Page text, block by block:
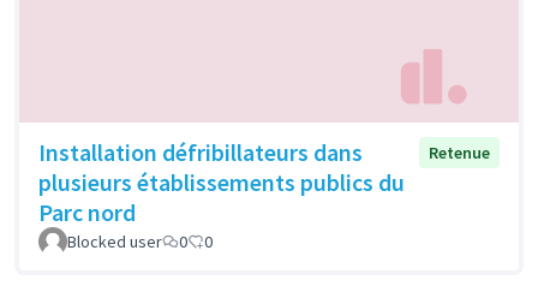
Installation défribillateurs dans
plusieurs établissements publics du
Parc nord
Retenue
Blocked user 0 0